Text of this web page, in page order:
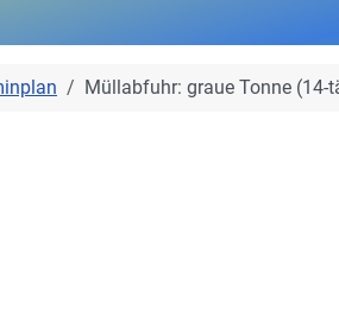
Müllabfuhr: graue Tonne (14-